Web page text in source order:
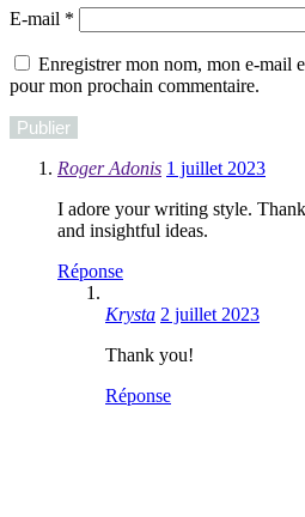
E-mail *
Enregistrer mon nom, mon e-mail
pour mon prochain commentaire.
Roger Adonis 1 juillet 2023
I adore your writing style.
and insightful ideas.
Réponse
Krysta 2 juillet 2023
Thank you!
Réponse